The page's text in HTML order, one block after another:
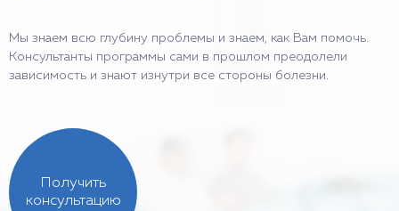
Мы знаем всю глубину проблемы и знаем, как Вам помочь.
Консультанты программы сами в прошлом преодолели
зависимость и знают изнутри все стороны болезни.
Получить
консультацию